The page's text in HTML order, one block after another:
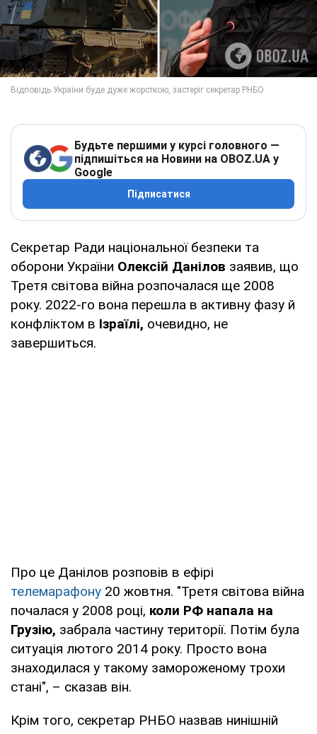
Будьте першими у курсі головного —
підпишіться на Новини на OBOZ.UA у
Google
Підписатися
Секретар Ради національної безпеки та
оборони України Олексій Данілов заявив, що
Третя світова війна розпочалася ще 2008
року. 2022-го вона перешла в активну фазу й
конфліктом в Ізраїлі, очевидно, не
завершиться.
Про це Данілов розповів в ефірі
телемарафону 20 жовтня. "Третя світова війна
почалася у 2008 році, коли РФ напала на
Грузію, забрала частину території. Потім була
ситуація лютого 2014 року. Просто вона
знаходилася у такому замороженому трохи
стані", – сказав він.
Крім того, секретар РНБО назвав нинішній